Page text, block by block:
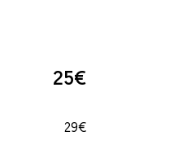
25€
29€